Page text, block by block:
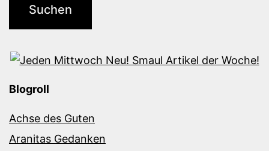
Blogroll
Achse des Guten
Aranitas Gedanken